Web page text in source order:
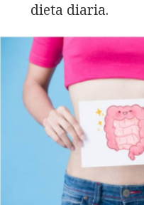
dieta diaria.